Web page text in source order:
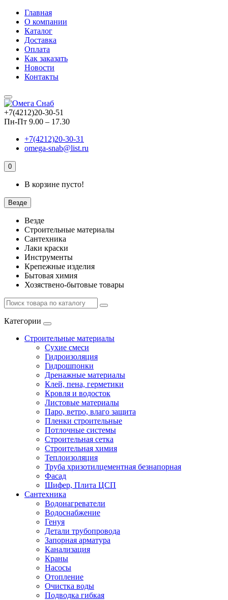
Главная
О компании
Каталог
Доставка
Оплата
Как заказать
Новости
Контакты
+7(4212)20-30-51
Пн-Пт 9.00 – 17.30
+7(4212)20-30-31
omega-snab@list.ru
0
В корзине пусто!
Везде
Везде
Строительные материалы
Сантехника
Лаки краски
Инструменты
Крепежные изделия
Бытовая химия
Хозяствено-бытовые товары
Категории
Строительные материалы
Сухие смеси
Гидроизоляция
Гидрошпонки
Дренажные материалы
Клей, пена, герметики
Кровля и водосток
Листовые материалы
Паро, ветро, влаго защита
Пленки строительные
Потлочные системы
Строительная сетка
Строительная химия
Теплоизоляция
Труба хризотилцементная безнапорная
Фасад
Шифер, Плита ЦСП
Сантехника
Водонагреватели
Водоснабжение
Генуя
Детали трубопровода
Запорная арматура
Канализация
Краны
Насосы
Отопление
Очистка воды
Подводка гибкая